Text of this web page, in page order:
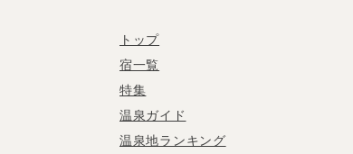
トップ
宿一覧
特集
温泉ガイド
温泉地ランキング